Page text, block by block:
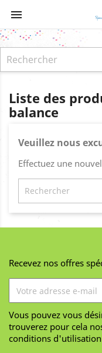

Liste des
balance
Veuillez nous
Effectuez une
Recevez nos offres
Vous pouvez vous
trouverez pour cela
conditions